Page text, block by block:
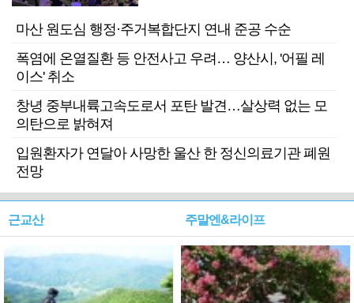
마산 원도심 행정·주거복합단지 연내 준공 수순
폭염에 온열질환 등 안전사고 우려… 양산시, '어필 레
이스' 취소
창녕 중부내륙고속도로서 포탄 발견…살상력 없는 모
의탄으로 밝혀져
입원환자가 연달아 사망한 울산 한 정신의료기관 폐원
전망
근교산 주말엔&라이프